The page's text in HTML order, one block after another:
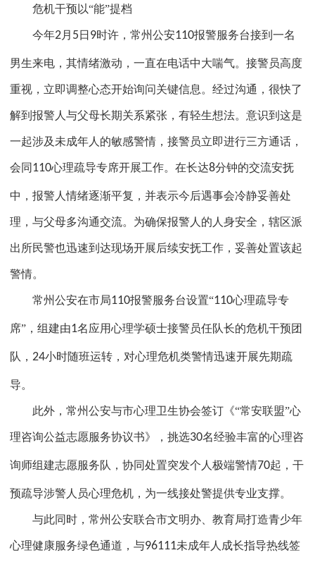
危机干预以“能”提档
今年2月 5 日 9时许，常州公安110报警服务台接到一名
男生来电，其情绪激动，一直在电话中大喘气。接警员高度
重视，立即调整心态开始询问关键信息。经过沟通，很快了
解到报警人与父母长期关系紧张，有轻生想法。意识到这是
一起涉及未成年人的敏感警情，接警员立即进行三方通话，
会同 110心理疏导专席开展工作。在长达8分钟的交流安抚
中，报警人情绪逐渐平复，并表示今后遇事会冷静妥善处
理，与父母多沟通交流。为确保报警人的人身安全，辖区派
出所民警也迅速到达现场开展后续安抚工作，妥善处置该起
警情。
常州公安在市局110报警服务台设置“110心理疏导专
席”，组建由1名应用心理学硕士接警员任队长的危机干预团
队， 24小时随班运转，对心理危机类警情迅速开展先期疏
导。
此外，常州公安与市心理卫生协会签订《“常安联盟”心
理咨询公益志愿服务协议书》，挑选30名经验丰富的心理咨
询师组建志愿服务队，协同处置突发个人极端警情70起，干
预疏导涉警人员心理危机，为一线接处警提供专业支撑。
与此同时，常州公安联合市文明办、教育局打造青少年
心理健康服务绿色通道，与96111未成年人成长指导热线签